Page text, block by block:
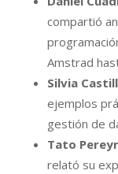
compartió
Amstrad
Silvia
ejemplos
gestión de
Tato
relató su